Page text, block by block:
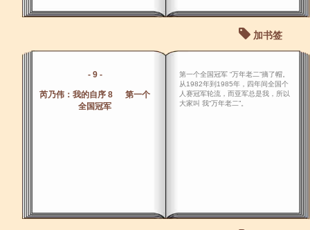
加书签
- 9 -
芮乃伟：我的自序 8 第一个
全国冠军
第一个全国冠军 “万年老二”摘了帽。
从1982年到1985年，四年间全国个
人赛冠军轮流，而亚军总是我，所以
大家叫 我“万年老二”。